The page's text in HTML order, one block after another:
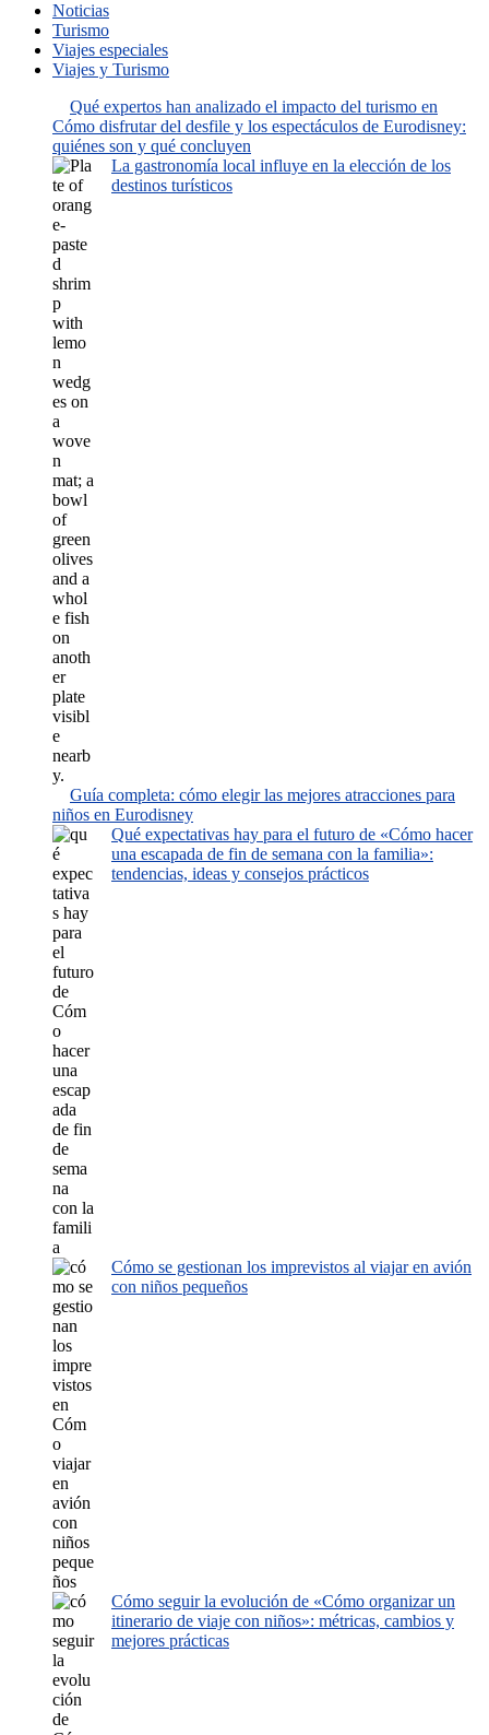
Noticias
Turismo
Viajes especiales
Viajes y Turismo
Qué expertos han analizado el impacto del turismo en
Cómo disfrutar del desfile y los espectáculos de Eurodisney:
quiénes son y qué concluyen
La gastronomía local influye en la elección de los
destinos turísticos
Guía completa: cómo elegir las mejores atracciones para
niños en Eurodisney
Qué expectativas hay para el futuro de «Cómo hacer
una escapada de fin de semana con la familia»:
tendencias, ideas y consejos prácticos
Cómo se gestionan los imprevistos al viajar en avión
con niños pequeños
Cómo seguir la evolución de «Cómo organizar un
itinerario de viaje con niños»: métricas, cambios y
mejores prácticas